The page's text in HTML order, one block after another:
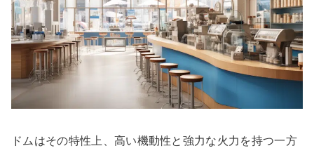
ドムはその特性上、高い機動性と強力な火力を持つ一方